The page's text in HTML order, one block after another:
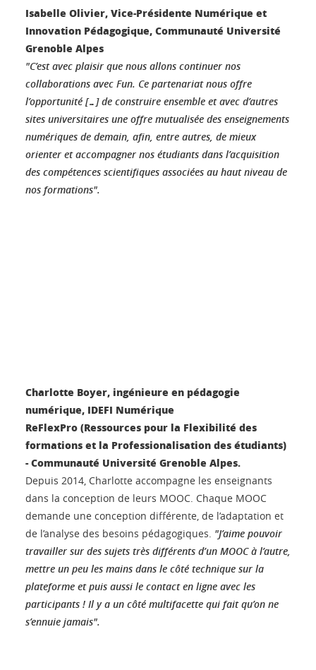
Isabelle Olivier, Vice-Présidente Numérique et
Innovation Pédagogique, Communauté Université
Grenoble Alpes
"C’est avec plaisir que nous allons continuer nos
collaborations avec Fun. Ce partenariat nous offre
l’opportunité […] de construire ensemble et avec d’autres
sites universitaires une offre mutualisée des enseignements
numériques de demain, afin, entre autres, de mieux
orienter et accompagner nos étudiants dans l’acquisition
des compétences scientifiques associées au haut niveau de
nos formations".
Charlotte Boyer, ingénieure en pédagogie
numérique, IDEFI Numérique
ReFlexPro (Ressources pour la Flexibilité des
formations et la Professionalisation des étudiants)
- Communauté Université Grenoble Alpes.
Depuis 2014, Charlotte accompagne les enseignants
dans la conception de leurs MOOC. Chaque MOOC
demande une conception différente, de l’adaptation et
de l’analyse des besoins pédagogiques. "J’aime pouvoir
travailler sur des sujets très différents d’un MOOC à l’autre,
mettre un peu les mains dans le côté technique sur la
plateforme et puis aussi le contact en ligne avec les
participants ! Il y a un côté multifacette qui fait qu’on ne
s’ennuie jamais".